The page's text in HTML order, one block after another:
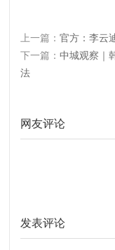
上一篇：官方：李云
下一篇：中城观察｜
法
网友评论
发表评论